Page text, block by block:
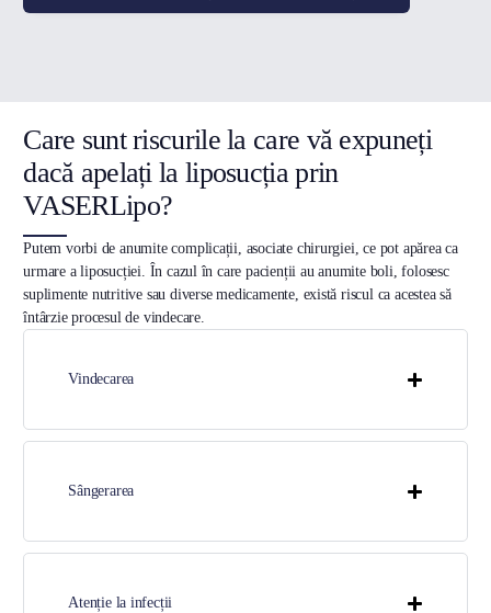
Care sunt riscurile la care vă expuneți
dacă apelați la liposucția prin
VASERLipo?
Putem vorbi de anumite complicații, asociate chirurgiei, ce pot apărea ca
urmare a liposucției. În cazul în care pacienții au anumite boli, folosesc
suplimente nutritive sau diverse medicamente, există riscul ca acestea să
întârzie procesul de vindecare.
Vindecarea
Sângerarea
Atenție la infecții